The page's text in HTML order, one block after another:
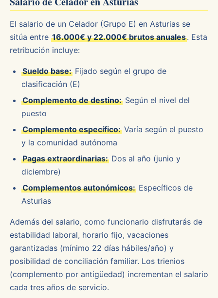
El salario de un Celador (Grupo E) en Asturias se
sitúa entre 16.000€ y 22.000€ brutos anuales. Esta
retribución incluye:
Sueldo base: Fijado según el grupo de
clasificación (E)
Complemento de destino: Según el nivel del
puesto
Complemento específico: Varía según el puesto
y la comunidad autónoma
Pagas extraordinarias: Dos al año (junio y
diciembre)
Complementos autonómicos: Específicos de
Asturias
Además del salario, como funcionario disfrutarás de
estabilidad laboral, horario fijo, vacaciones
garantizadas (mínimo 22 días hábiles/año) y
posibilidad de conciliación familiar. Los trienios
(complemento por antigüedad) incrementan el salario
cada tres años de servicio.